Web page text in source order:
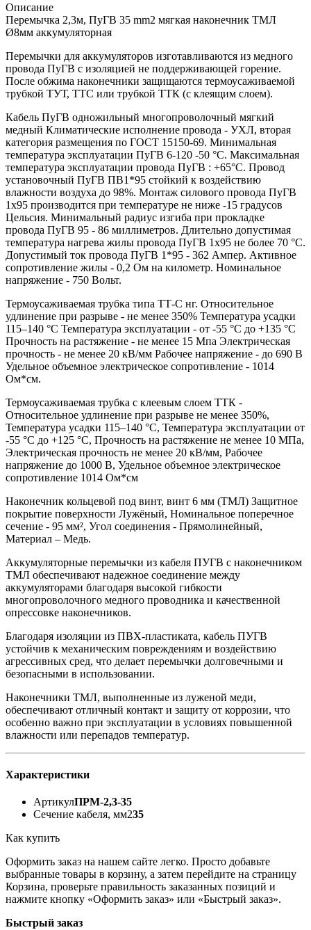
Описание
Перемычка 2,3м, ПуГВ 35 mm2 мягкая наконечник ТМЛ
Ø8мм аккумуляторная
Перемычки для аккумуляторов изготавливаются из медного
провода ПуГВ с изоляцией не поддерживающей горение.
После обжима наконечники защищаются термоусаживаемой
трубкой ТУТ, ТТС или трубкой ТТК (с клеящим слоем).
Кабель ПуГВ одножильный многопроволочный мягкий
медный Климатические исполнение провода - УХЛ, вторая
категория размещения по ГОСТ 15150-69. Минимальная
температура эксплуатации ПуГВ 6-120 -50 °С. Максимальная
температура эксплуатации провода ПуГВ : +65°С. Провод
установочный ПуГВ ПВ1*95 стойкий к воздействию
влажности воздуха до 98%. Монтаж силового провода ПуГВ
1х95 производится при температуре не ниже -15 градусов
Цельсия. Минимальный радиус изгиба при прокладке
провода ПуГВ 95 - 86 миллиметров. Длительно допустимая
температура нагрева жилы провода ПуГВ 1х95 не более 70 °С.
Допустимый ток провода ПуГВ 1*95 - 362 Ампер. Активное
сопротивление жилы - 0,2 Ом на километр. Номинальное
напряжение - 750 Вольт.
Термоусаживаемая трубка типа ТТ-С нг. Относительное
удлинение при разрыве - не менее 350% Температура усадки
115–140 °C Температура эксплуатации - от -55 °C до +135 °C
Прочность на растяжение - не менее 15 Мпа Электрическая
прочность - не менее 20 кВ/мм Рабочее напряжение - до 690 В
Удельное объемное электрическое сопротивление - 1014
Ом*см.
Термоусаживаемая трубка с клеевым слоем ТТК -
Относительное удлинение при разрыве не менее 350%,
Температура усадки 115–140 °C, Температура эксплуатации от
-55 °C до +125 °C, Прочность на растяжение не менее 10 МПа,
Электрическая прочность не менее 20 кВ/мм, Рабочее
напряжение до 1000 В, Удельное объемное электрическое
сопротивление 1014 Ом*см
Наконечник кольцевой под винт, винт 6 мм (ТМЛ) Защитное
покрытие поверхности Лужёный, Номинальное поперечное
сечение - 95 мм², Угол соединения - Прямолинейный,
Материал – Медь.
Аккумуляторные перемычки из кабеля ПУГВ с наконечником
ТМЛ обеспечивают надежное соединение между
аккумуляторами благодаря высокой гибкости
многопроволочного медного проводника и качественной
опрессовке наконечников.
Благодаря изоляции из ПВХ-пластиката, кабель ПУГВ
устойчив к механическим повреждениям и воздействию
агрессивных сред, что делает перемычки долговечными и
безопасными в использовании.
Наконечники ТМЛ, выполненные из луженой меди,
обеспечивают отличный контакт и защиту от коррозии, что
особенно важно при эксплуатации в условиях повышенной
влажности или перепадов температур.
Характеристики
АртикулПРМ-2,3-35
Сечение кабеля, мм235
Как купить
Оформить заказ на нашем сайте легко. Просто добавьте
выбранные товары в корзину, а затем перейдите на страницу
Корзина, проверьте правильность заказанных позиций и
нажмите кнопку «Оформить заказ» или «Быстрый заказ».
Быстрый заказ